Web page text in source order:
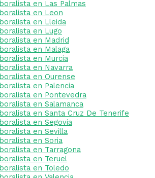
en Las Palmas
en Leon
en Lleida
en Lugo
en Madrid
en Malaga
en Murcia
en Navarra
en Ourense
en Palencia
en Pontevedra
en Salamanca
en Santa Cruz De Tenerife
en Segovia
en Sevilla
en Soria
en Tarragona
en Teruel
en Toledo